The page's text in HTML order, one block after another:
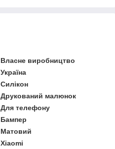
Власне виробництво
Україна
Силікон
Друкований малюнок
Для телефону
Бампер
Матовий
Xiaomi